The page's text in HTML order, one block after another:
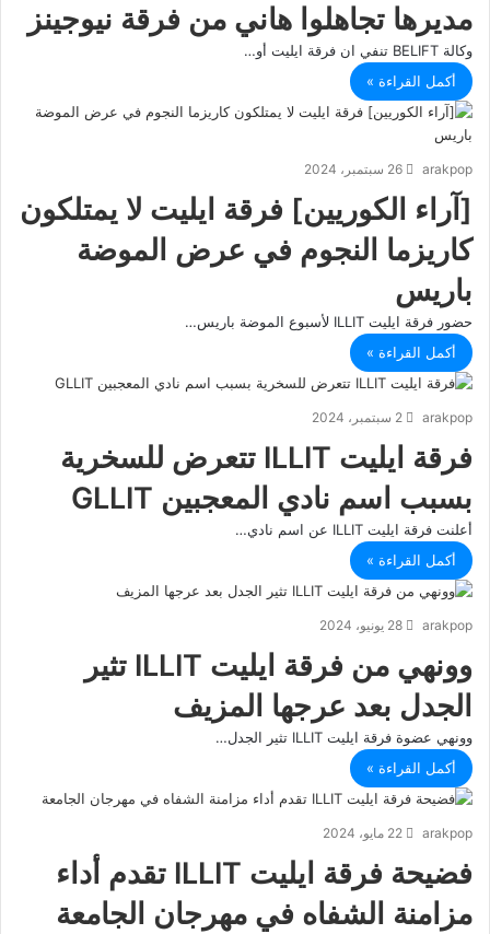
مديرها تجاهلوا هاني من فرقة نيوجينز
وكالة BELIFT تنفي ان فرقة ايليت أو…
أكمل القراءة »
arakpop 26 سبتمبر، 2024
[آراء الكوريين] فرقة ايليت لا يمتلكون
كاريزما النجوم في عرض الموضة
باريس
حضور فرقة ايليت ILLIT لأسبوع الموضة باريس…
أكمل القراءة »
arakpop 2 سبتمبر، 2024
فرقة ايليت ILLIT تتعرض للسخرية
بسبب اسم نادي المعجبين GLLIT
أعلنت فرقة ايليت ILLIT عن اسم نادي…
أكمل القراءة »
arakpop 28 يونيو، 2024
وونهي من فرقة ايليت ILLIT تثير
الجدل بعد عرجها المزيف
وونهي عضوة فرقة ايليت ILLIT تثير الجدل…
أكمل القراءة »
arakpop 22 مايو، 2024
فضيحة فرقة ايليت ILLIT تقدم أداء
مزامنة الشفاه في مهرجان الجامعة